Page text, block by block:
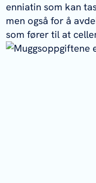
enniatin som kan
men også for å
som fører til at